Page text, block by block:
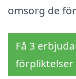
omsorg de
Få 3
förpliktelser